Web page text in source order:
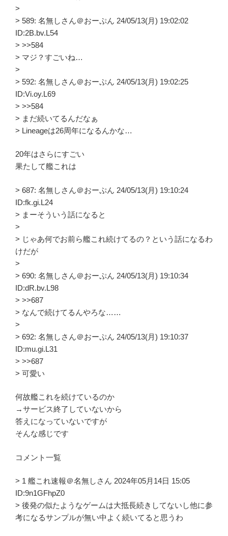
>
> 589: 名無しさん＠おーぷん 24/05/13(月) 19:02:02
ID:2B.bv.L54
> >>584
> マジ？すごいね…
>
> 592: 名無しさん＠おーぷん 24/05/13(月) 19:02:25
ID:Vi.oy.L69
> >>584
> まだ続いてるんだなぁ
> Lineageは26周年になるんかな…
20年はさらにすごい
果たして艦これは
> 687: 名無しさん＠おーぷん 24/05/13(月) 19:10:24
ID:fk.gi.L24
> まーそういう話になると
>
> じゃあ何でお前ら艦これ続けてるの？という話になるわ
けだが
>
> 690: 名無しさん＠おーぷん 24/05/13(月) 19:10:34
ID:dR.bv.L98
> >>687
> なんで続けてるんやろな……
>
> 692: 名無しさん＠おーぷん 24/05/13(月) 19:10:37
ID:mu.gi.L31
> >>687
> 可愛い
何故艦これを続けているのか
→サービス終了していないから
答えになっていないですが
そんな感じです
コメント一覧
> 1 艦これ速報＠名無しさん 2024年05月14日 15:05
ID:9n1GFhpZ0
> 後発の似たようなゲームは大抵長続きしてないし他に参
考になるサンプルが無い中よく続いてると思うわ